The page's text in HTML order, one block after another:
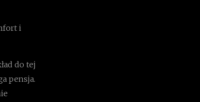
i
do tej
pensja.